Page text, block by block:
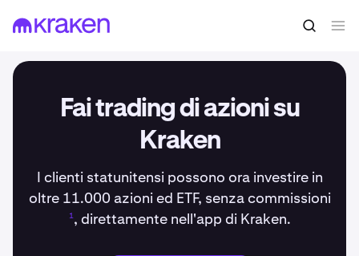
Fai trading di azioni su
Kraken
I clienti statunitensi possono ora investire in
oltre 11.000 azioni ed ETF, senza commissioni
1, direttamente nell'app di Kraken.